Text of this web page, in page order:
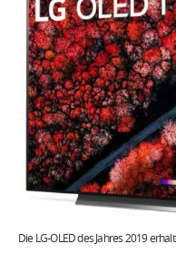
Die LG-OLED des Jahres 2019